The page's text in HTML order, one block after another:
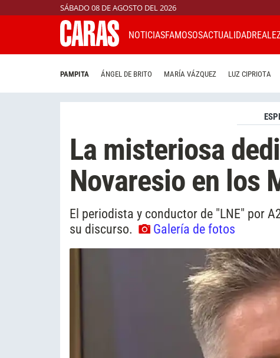
SÁBADO 08 DE AGOSTO DEL 2026
NOTICIASFAMOSOSACTUALIDAD
PAMPITA ÁNGEL DE BRITO MARÍA VÁZQUEZ LUZ CIPRIOTA
La misteriosa
Novaresio en los
El periodista y conductor de "LNE" por
su discurso.
Galería de fotos